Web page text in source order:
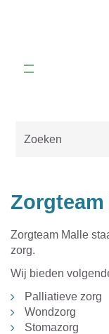
Zorgteam
Zorgteam Malle
zorg.
Wij bieden
Palliatieve zorg
Wondzorg
Stomazorg